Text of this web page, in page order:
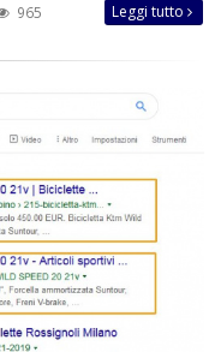
965 Leggi tutto